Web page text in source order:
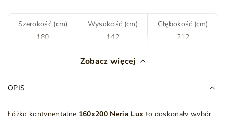
Szerokość (cm)
180
Wysokość (cm)
142
Głębokość (cm)
212
Jasny szary
Zobacz więcej
OPIS
Łóżko kontynentalne 160x200 Neria Lux to doskonały wybór